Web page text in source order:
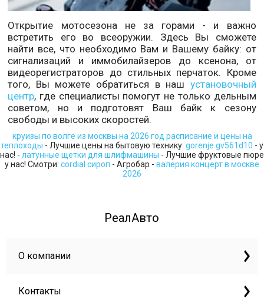
Открытие мотосезона не за горами - и важно
встретить его во всеоружии. Здесь Вы сможете
найти все, что необходимо Вам и Вашему байку: от
сигнализаций и иммобилайзеров до ксенона, от
видеорегистраторов до стильных перчаток. Кроме
того, Вы можете обратиться в наш установочный
центр, где специалисты помогут не только дельным
советом, но и подготовят Ваш байк к сезону
свободы и высоких скоростей.
круизы по волге из москвы на 2026 год расписание и цены на
теплоходы - Лучшие цены на бытовую технику: gorenje gv561d10 - у
нас! - латунные щетки для шлифмашины - Лучшие фруктовые пюре
у нас! Смотри: cordial сироп - Агробар - валерия концерт в москве
2026
РеалАвто
О компании
Контакты